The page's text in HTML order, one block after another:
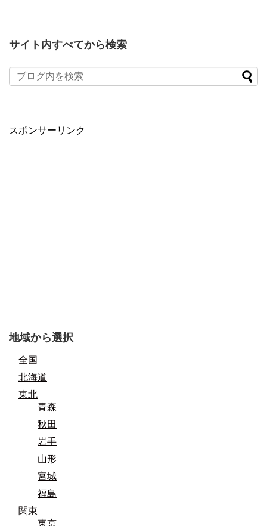
サイト内すべてから検索
スポンサーリンク
地域から選択
全国
北海道
東北
青森
秋田
岩手
山形
宮城
福島
関東
東京